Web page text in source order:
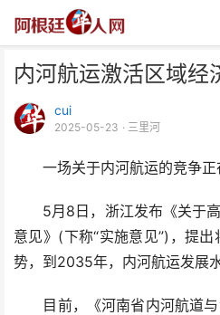
内河航运激活区域经
cui
2025-05-23 · 三里河
一场关于内河航运的竞争正
5月8日，浙江发布《关于高
意见》(下称“实施意见”)，提
势，到2035年，内河航运发展
目前，《河南省内河航道
内河航运激活区域经济新